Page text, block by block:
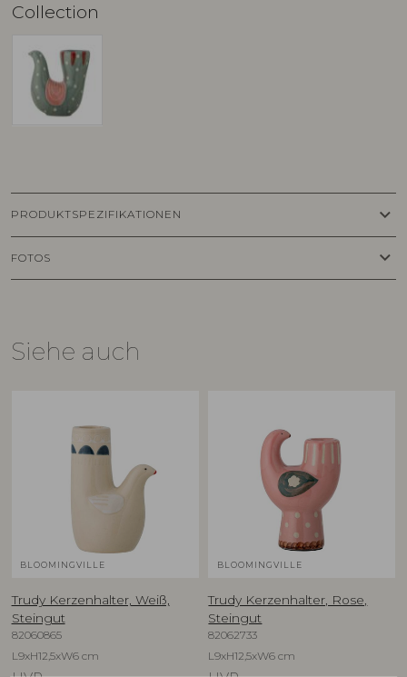
Collection
PRODUKTSPEZIFIKATIONEN keyboard_arrow_down
FOTOS keyboard_arrow_down
Siehe auch
BLOOMINGVILLE
Trudy Kerzenhalter, Weiß,
Steingut
82060865
L9xH12,5xW6 cm
BLOOMINGVILLE
Trudy Kerzenhalter, Rose,
Steingut
82062733
L9xH12,5xW6 cm